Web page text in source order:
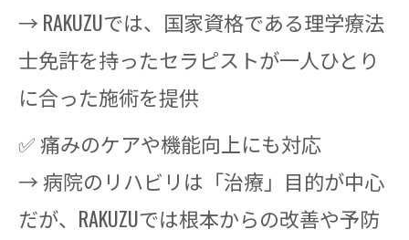
→ RAKUZUでは、国家資格である理学療法
士免許を持ったセラピストが一人ひとり
に合った施術を提供
✅ 痛みのケアや機能向上にも対応
→ 病院のリハビリは「治療」目的が中心
だが、RAKUZUでは根本からの改善や予防